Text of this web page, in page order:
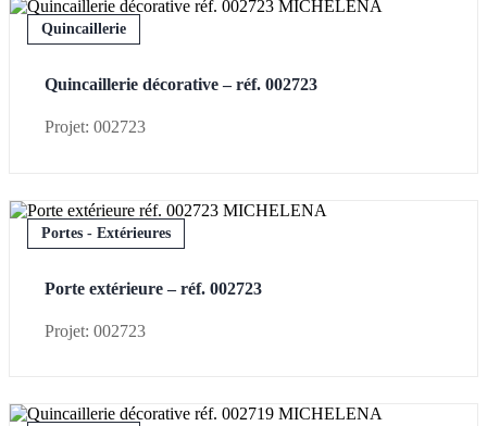
Quincaillerie
Quincaillerie décorative – réf. 002723
Projet: 002723
Portes - Extérieures
Porte extérieure – réf. 002723
Projet: 002723